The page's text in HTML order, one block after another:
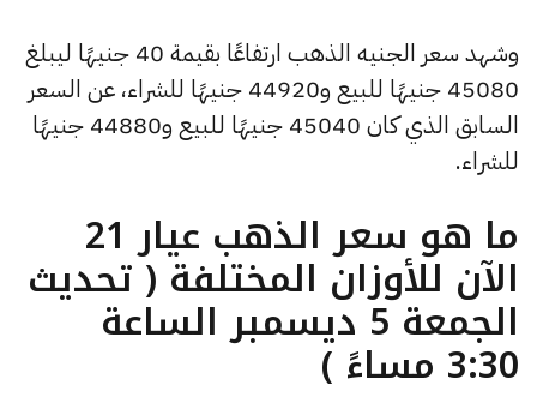
وشهد سعر الجنيه الذهب ارتفاعًا بقيمة 40 جنيهًا ليبلغ
45080 جنيهًا للبيع و44920 جنيهًا للشراء، عن السعر
السابق الذي كان 45040 جنيهًا للبيع و44880 جنيهًا
للشراء.
ما هو سعر الذهب عيار 21
الآن للأوزان المختلفة ( تحديث
الجمعة 5 ديسمبر الساعة
3:30 مساءً )